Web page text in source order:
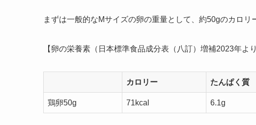
まずは一般的なMサイズの卵の重量として、約50gのカロリ
【 卵の栄養素（日本標準食品成分表（八訂）増補2023年よ
カロリー たんぱく質
鶏卵50g 71kcal 6.1g